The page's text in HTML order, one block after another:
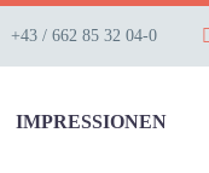
+43 / 662 85 32 04-0
IMPRESSIONEN